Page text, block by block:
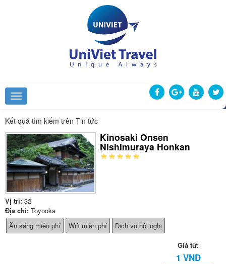
Kết quả tìm kiếm trên Tin tức
Kinosaki Onsen
Nishimuraya Honkan
Vị trí: 32
Địa chỉ: Toyooka
Ăn sáng miễn phí
Wifi miễn phí Dịch vụ hội nghị
Giá từ:
1 VND